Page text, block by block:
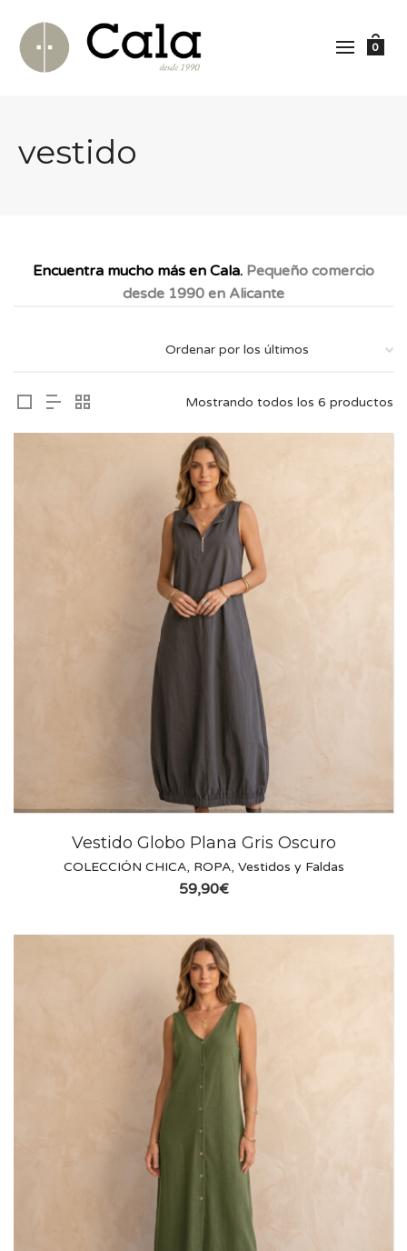
0
vestido
Encuentra mucho más en Cala. Pequeño comercio
desde 1990 en Alicante
Mostrando todos los 6 productos
Vestido Globo Plana Gris Oscuro
COLECCIÓN CHICA, ROPA, Vestidos y Faldas
59,90€